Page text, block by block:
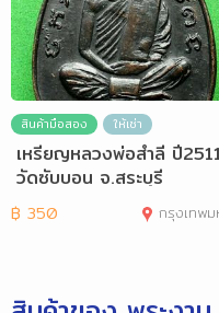
สินค้ามือสอง ให้เช่า
เหรียญหลวงพ่อสำลี ปี
วัดซับบอน จ.สระบุรี
฿ 350 กรุงเทพมหาน